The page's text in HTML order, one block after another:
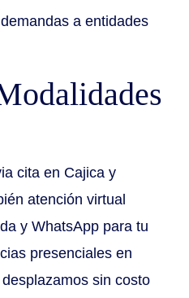
a entidades
cita en Cajica y
atención virtual
y WhatsApp para tu
presenciales en
sin costo